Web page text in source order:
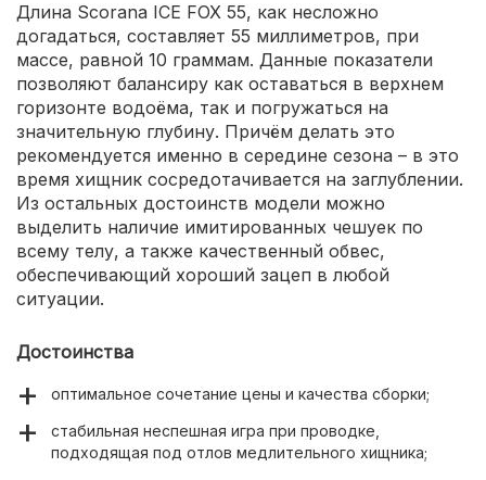
Длина Scorana ICE FOX 55, как несложно
догадаться, составляет 55 миллиметров, при
массе, равной 10 граммам. Данные показатели
позволяют балансиру как оставаться в верхнем
горизонте водоёма, так и погружаться на
значительную глубину. Причём делать это
рекомендуется именно в середине сезона – в это
время хищник сосредотачивается на заглублении.
Из остальных достоинств модели можно
выделить наличие имитированных чешуек по
всему телу, а также качественный обвес,
обеспечивающий хороший зацеп в любой
ситуации.
Достоинства
оптимальное сочетание цены и качества сборки;
стабильная неспешная игра при проводке,
подходящая под отлов медлительного хищника;